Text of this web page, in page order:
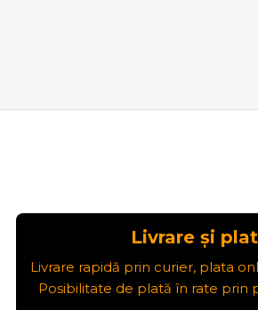
Livrare și
Livrare rapidă prin curier, plata
Posibilitate de plată în rate prin